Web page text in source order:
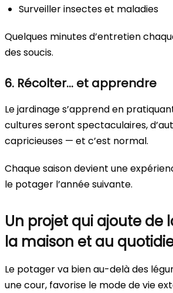
Surveiller insectes et maladies
Quelques minutes d’entretien
des soucis.
6. Récolter… et apprendre
Le jardinage s’apprend en
cultures seront spectaculaires,
capricieuses — et c’est normal.
Chaque saison devient une
le potager l’année suivante.
Un projet qui ajoute de
la maison et au
Le potager va bien au-delà des
une cour, favorise le mode de vie